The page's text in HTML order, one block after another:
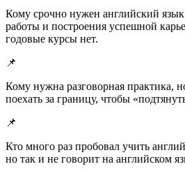
Кому срочно нужен английский
работы и построения успешной
годовые курсы нет.
📌
Кому нужна разговорная практика,
поехать за границу, чтобы
📌
Кто много раз пробовал учить
но так и не говорит на английском